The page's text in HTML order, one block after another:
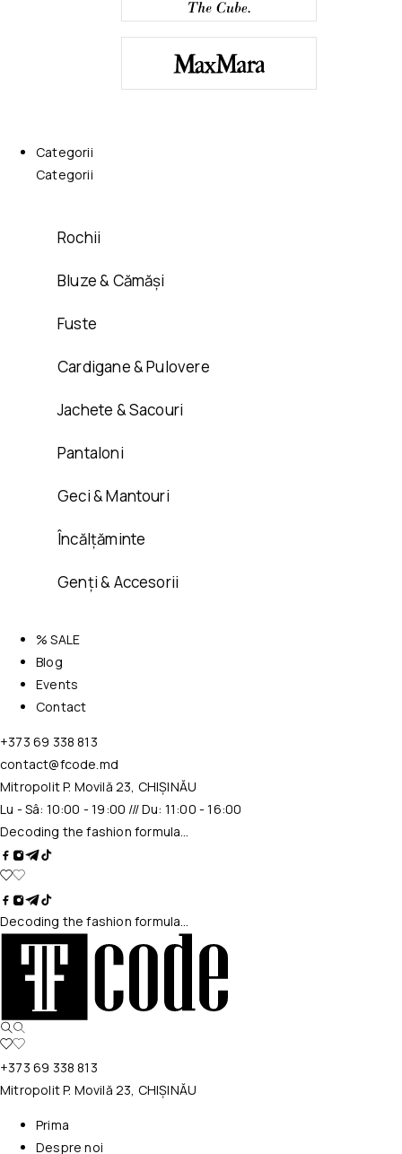
Categorii
Categorii
Rochii
Bluze & Cămăși
Fuste
Cardigane & Pulovere
Jachete & Sacouri
Pantaloni
Geci & Mantouri
Încălțăminte
Genți & Accesorii
% SALE
Blog
Events
Contact
+373 69 338 813
contact@fcode.md
Mitropolit P. Movilă 23, CHIȘINĂU
Lu - Sâ: 10:00 - 19:00 /// Du: 11:00 - 16:00
Decoding the fashion formula…
Decoding the fashion formula…
+373 69 338 813
Mitropolit P. Movilă 23, CHIȘINĂU
Prima
Despre noi